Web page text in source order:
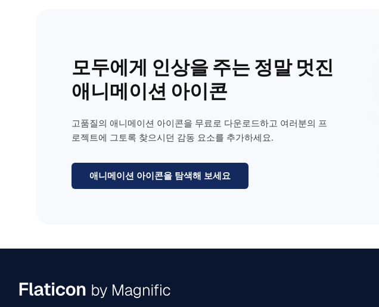
모두에게 인상을 주는 정말 멋진
애니메이션 아이콘
고품질의 애니메이션 아이콘을 무료로 다운로드하고 여러분의 프
로젝트에 그토록 찾으시던 감동 요소를 추가하세요.
애니메이션 아이콘을 탐색해 보세요